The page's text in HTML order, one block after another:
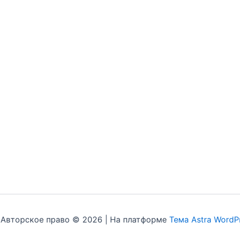
Авторское право © 2026 | На платформе Тема Astra